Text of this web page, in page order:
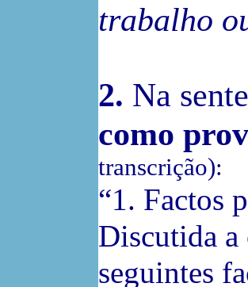
trabalho
2. Na
como
transcrição):
“1. Factos
Discutida a
seguintes